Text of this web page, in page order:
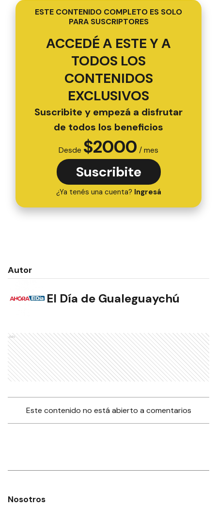
ESTE CONTENIDO COMPLETO ES SOLO
PARA SUSCRIPTORES
ACCEDÉ A ESTE Y A
TODOS LOS
CONTENIDOS
EXCLUSIVOS
Suscribite y empezá a disfrutar
de todos los beneficios
Desde $2000 / mes
Suscribite
¿Ya tenés una cuenta? Ingresá
Autor
El Día de Gualeguaychú
Ads
Este contenido no está abierto a comentarios
Nosotros